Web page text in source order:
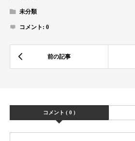
未分類
コメント: 0
コメント ( 0 )